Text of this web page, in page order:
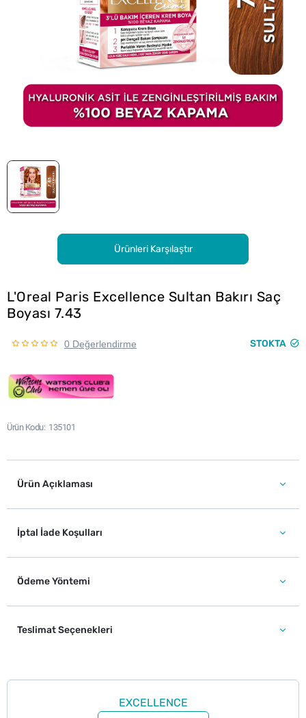
Ürünleri Karşılaştır
L'Oreal Paris Excellence Sultan Bakırı Saç
Boyası 7.43
0 Değerlendirme STOKTA
Ürün Kodu 135101
Ürün Açıklaması
İptal İade Koşulları
Ödeme Yöntemi
Teslimat Seçenekleri
EXCELLENCE